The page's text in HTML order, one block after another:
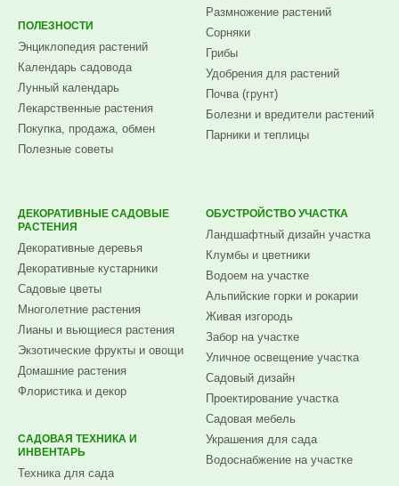
ПОЛЕЗНОСТИ
Энциклопедия растений
Календарь садовода
Лунный календарь
Лекарственные растения
Покупка, продажа, обмен
Полезные советы
Размножение растений
Сорняки
Грибы
Удобрения для растений
Почва (грунт)
Болезни и вредители растений
Парники и теплицы
ДЕКОРАТИВНЫЕ САДОВЫЕ
РАСТЕНИЯ
Декоративные деревья
Декоративные кустарники
Садовые цветы
Многолетние растения
Лианы и вьющиеся растения
Экзотические фрукты и овощи
Домашние растения
Флористика и декор
САДОВАЯ ТЕХНИКА И
ИНВЕНТАРЬ
Техника для сада
ОБУСТРОЙСТВО УЧАСТКА
Ландшафтный дизайн участка
Клумбы и цветники
Водоем на участке
Альпийские горки и рокарии
Живая изгородь
Забор на участке
Уличное освещение участка
Садовый дизайн
Проектирование участка
Садовая мебель
Украшения для сада
Водоснабжение на участке